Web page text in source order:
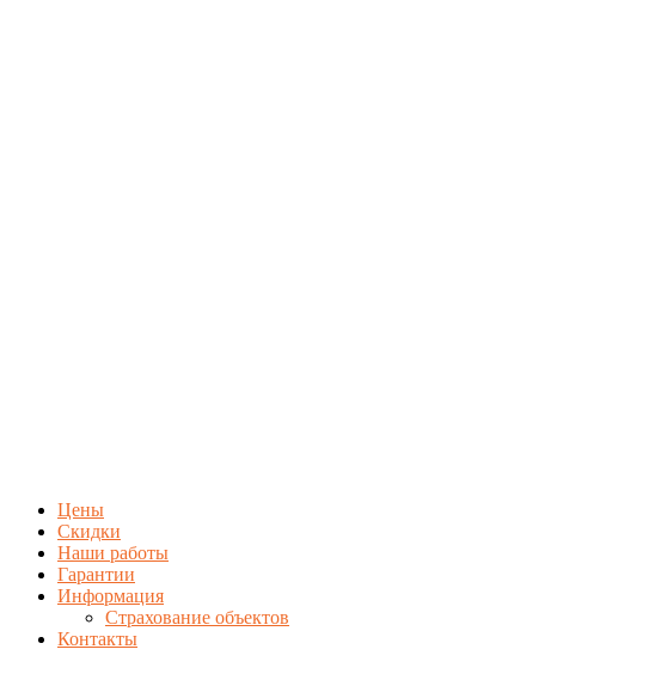
Цены
Скидки
Наши работы
Гарантии
Информация
Страхование объектов
Контакты